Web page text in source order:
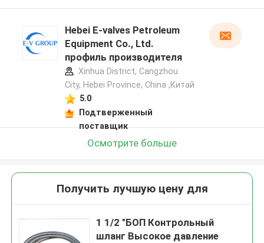
Hebei E-valves Petroleum
Equipment Co., Ltd.
профиль производителя
Xinhua District, Cangzhou
City, Hebei Province, China ,Китай
5.0
Подтверженный
поставщик
Осмотрите больше
Получить лучшую цену для
1 1/2 "БОП Контрольный
шланг Высокое давление